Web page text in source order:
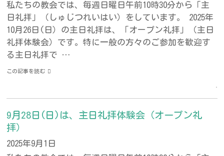
私たちの教会では、毎週日曜日午前10時30分から「主
日礼拝」（しゅじつれいはい）をしています。 2025年
10月26日(日）の主日礼拝は、「オープン礼拝」（主日
礼拝体験会）です。特に一般の方々のご参加を歓迎す
る主日礼拝で …
この記事を読む
9月28日(日)は、主日礼拝体験会（オープン礼
拝）
2025年9月1日